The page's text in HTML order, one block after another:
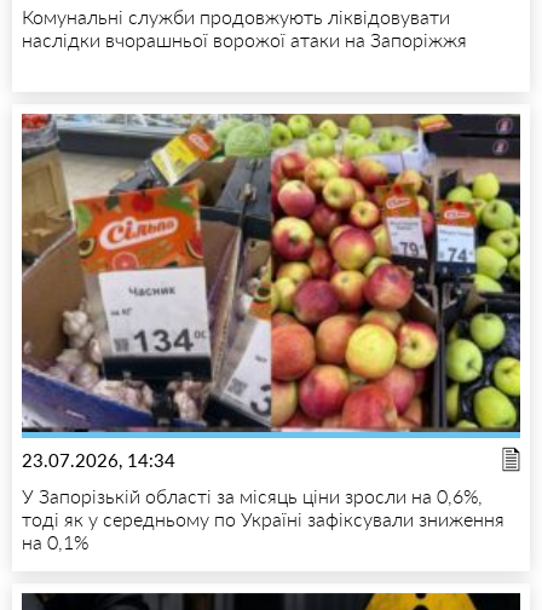
Комунальні служби продовжують ліквідовувати
наслідки вчорашньої ворожої атаки на Запоріжжя
23.07.2026, 14:34
У Запорізькій області за місяць ціни зросли на 0,6%,
тоді як у середньому по Україні зафіксували зниження
на 0,1%